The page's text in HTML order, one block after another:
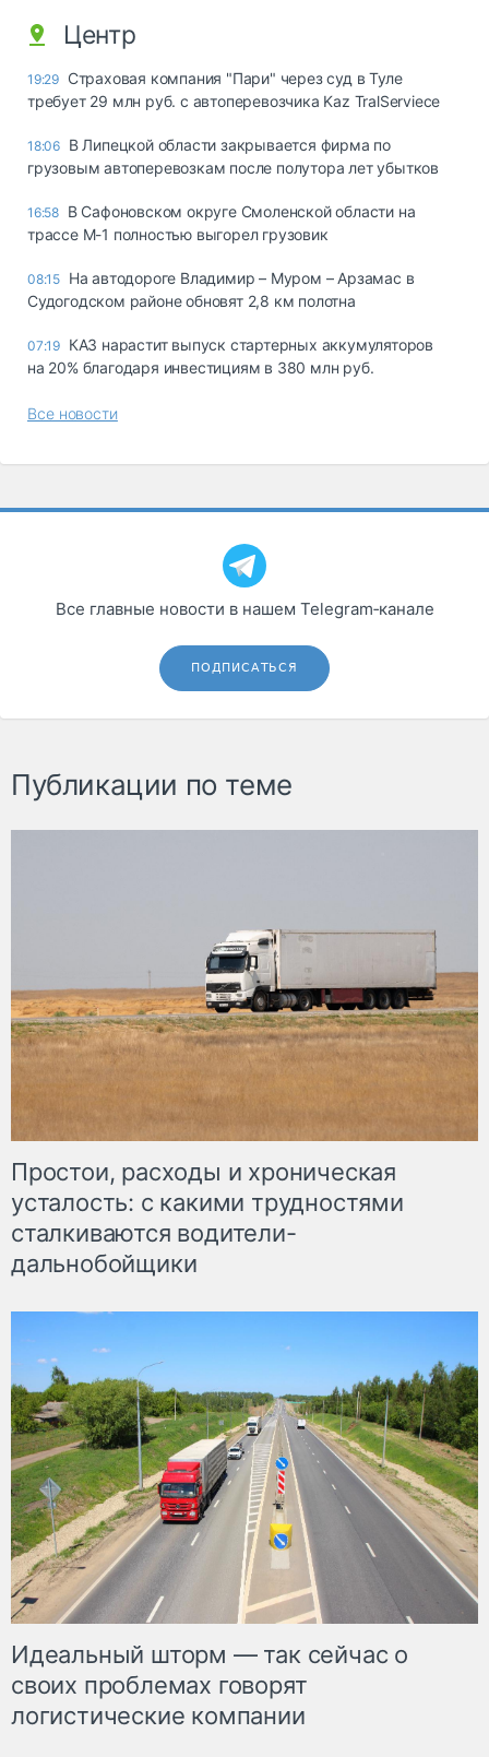
Центр
19:29 Страховая компания "Пари" через суд в Туле
требует 29 млн руб. с автоперевозчика Kaz TralServiece
18:06 В Липецкой области закрывается фирма по
грузовым автоперевозкам после полутора лет убытков
16:58 В Сафоновском округе Смоленской области на
трассе М-1 полностью выгорел грузовик
08:15 На автодороге Владимир – Муром – Арзамас в
Судогодском районе обновят 2,8 км полотна
07:19 КАЗ нарастит выпуск стартерных аккумуляторов
на 20% благодаря инвестициям в 380 млн руб.
Все новости
Все главные новости в нашем Telegram‑канале
ПОДПИСАТЬСЯ
Публикации по теме
Простои, расходы и хроническая
усталость: с какими трудностями
сталкиваются водители-
дальнобойщики
Идеальный шторм — так сейчас о
своих проблемах говорят
логистические компании